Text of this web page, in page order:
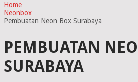
Home
Neonbox
Pembuatan Neon Box Surabaya
PEMBUATAN
SURABAYA